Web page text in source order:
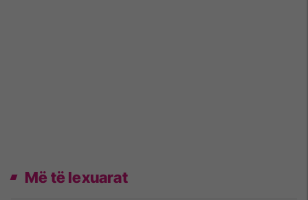
Më të lexuarat